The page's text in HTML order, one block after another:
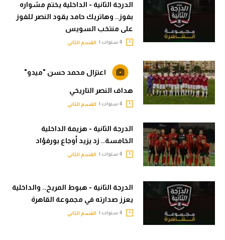
الدرجة الثانية - الداخلية يختم مشواره
بفوز.. وهاتريك حامد يقود النصر للفوز
على منتخب السويس
القسم الثاني
اعتزال محمد حسن "ميدو"
هداف النصر التاريخي
القسم الثاني
الدرجة الثانية - هزيمة الداخلية
الخامسة.. زد يزيد أوجاع بورفؤاد
القسم الثاني
الدرجة الثانية - هبوط المريخ.. والداخلية
يعزز صدارته في مجموعة القاهرة
القسم الثاني